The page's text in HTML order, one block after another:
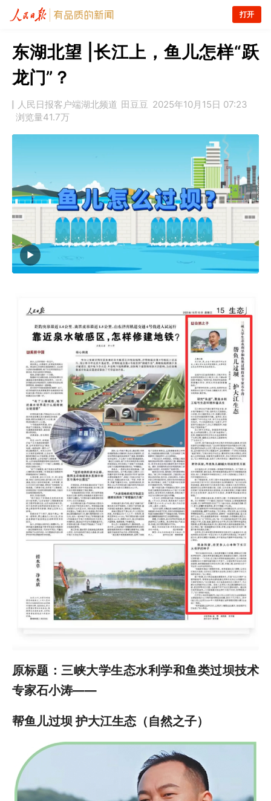
打开
东湖北望 |长江上，鱼儿怎样“跃
龙门”？
人民日报客户端湖北频道 田豆豆 2025年10月15日 07:23
浏览量41.7万
原标题：三峡大学生态水利学和鱼类过坝技术
专家石小涛——
帮鱼儿过坝 护大江生态（自然之子）